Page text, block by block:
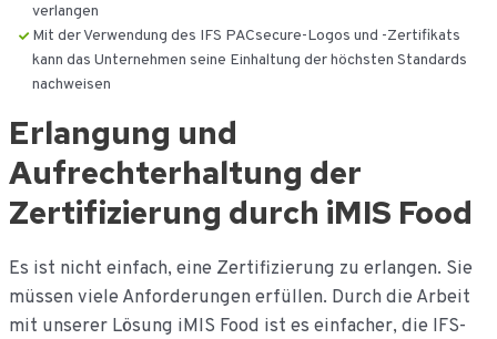
verlangen
Mit der Verwendung des IFS PACsecure-Logos und -Zertifikats
kann das Unternehmen seine Einhaltung der höchsten Standards
nachweisen
Erlangung und
Aufrechterhaltung der
Zertifizierung durch iMIS Food
Es ist nicht einfach, eine Zertifizierung zu erlangen. Sie
müssen viele Anforderungen erfüllen. Durch die Arbeit
mit unserer Lösung iMIS Food ist es einfacher, die IFS-